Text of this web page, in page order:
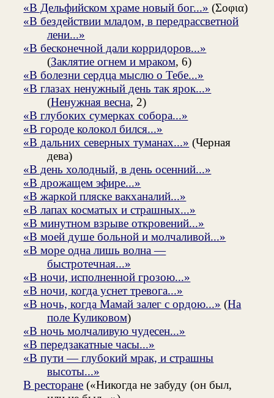
«В Дельфийском храме новый бог...» (Σοφια)
«В бездействии младом, в передрассветной
лени...»
«В бесконечной дали корридоров...»
(Заклятие огнем и мраком, 6)
«В болезни сердца мыслю о Тебе...»
«В глазах ненужный день так ярок...»
(Ненужная весна, 2)
«В глубоких сумерках собора...»
«В городе колокол бился...»
«В дальних северных туманах...» (Черная
дева)
«В день холодный, в день осенний...»
«В дрожащем эфире...»
«В жаркой пляске вакханалий...»
«В лапах косматых и страшных...»
«В минутном взрыве откровений...»
«В моей душе больной и молчаливой...»
«В море одна лишь волна —
быстротечная...»
«В ночи, исполненной грозою...»
«В ночи, когда уснет тревога...»
«В ночь, когда Мамай залег с ордою...» (На
поле Куликовом)
«В ночь молчаливую чудесен...»
«В передзакатные часы...»
«В пути — глубокий мрак, и страшны
высоты...»
В ресторане («Никогда не забуду (он был,